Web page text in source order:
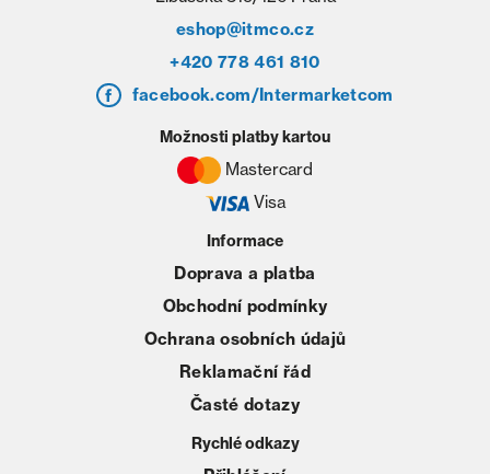
eshop@itmco.cz
+420 778 461 810
facebook.com/Intermarketcom
Informace
Doprava a platba
Obchodní podmínky
Ochrana osobních údajů
Reklamační řád
Časté dotazy
Rychlé odkazy
Možnosti platby kartou
Mastercard
Visa